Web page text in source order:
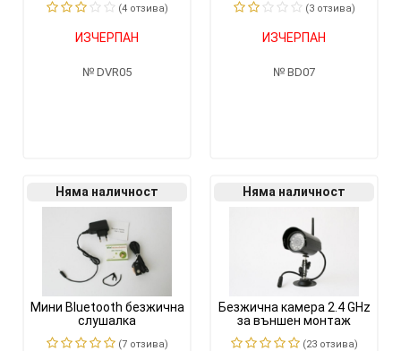
(4 отзивa)
ИЗЧЕРПАН
DVR05
(3 отзивa)
ИЗЧЕРПАН
BD07
Няма наличност
Мини Bluetooth безжична
слушалка
(7 отзивa)
Няма наличност
Безжична камера 2.4 GHz
за външен монтаж
(23 отзивa)